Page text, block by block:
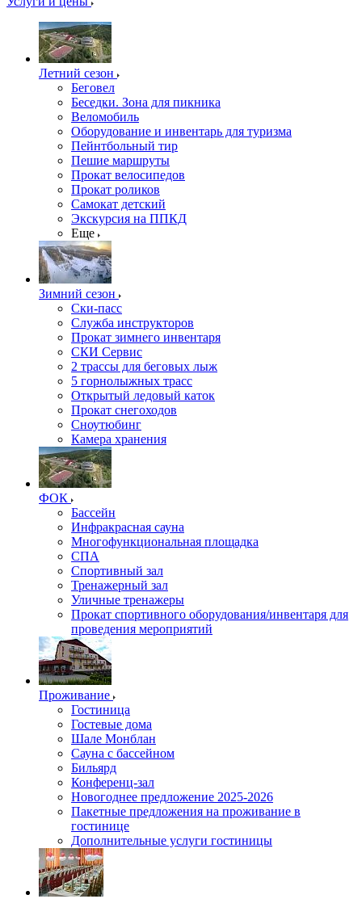
Летний сезон
Беговел
Беседки. Зона для пикника
Веломобиль
Оборудование и инвентарь для туризма
Пейнтбольный тир
Пешие маршруты
Прокат велосипедов
Прокат роликов
Самокат детский
Экскурсия на ППКД
Еще
Зимний сезон
Ски-пасс
Служба инструкторов
Прокат зимнего инвентаря
СКИ Сервис
2 трассы для беговых лыж
5 горнолыжных трасс
Открытый ледовый каток
Прокат снегоходов
Сноутюбинг
Камера хранения
ФОК
Бассейн
Инфракрасная сауна
Многофункциональная площадка
СПА
Спортивный зал
Тренажерный зал
Уличные тренажеры
Прокат спортивного оборудования/инвентаря для
проведения мероприятий
Проживание
Гостиница
Гостевые дома
Шале Монблан
Сауна с бассейном
Бильярд
Конференц-зал
Новогоднее предложение 2025-2026
Пакетные предложения на проживание в
гостинице
Дополнительные услуги гостиницы